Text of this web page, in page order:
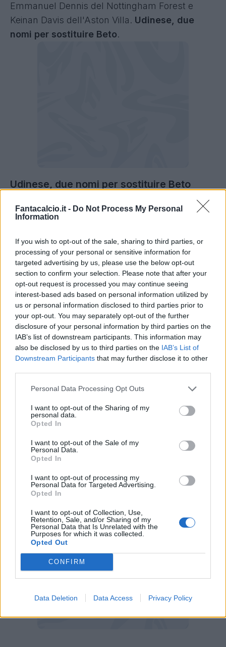
Fantacalcio.it - Do Not Process My Personal
Information
If you wish to opt-out of the sale, sharing to third parties, or
processing of your personal or sensitive information for
targeted advertising by us, please use the below opt-out
section to confirm your selection. Please note that after your
opt-out request is processed you may continue seeing
interest-based ads based on personal information utilized by
us or personal information disclosed to third parties prior to
your opt-out. You may separately opt-out of the further
disclosure of your personal information by third parties on the
IAB’s list of downstream participants. This information may
also be disclosed by us to third parties on the IAB’s List of
Downstream Participants that may further disclose it to other
Personal Data Processing Opt Outs
I want to opt-out of the Sharing of my
personal data.
Opted In
I want to opt-out of the Sale of my
Personal Data.
Opted In
I want to opt-out of processing my
Personal Data for Targeted Advertising.
Opted In
I want to opt-out of Collection, Use,
Retention, Sale, and/or Sharing of my
Personal Data that Is Unrelated with the
Purposes for which it was collected.
Opted Out
CONFIRM
Data Deletion Data Access Privacy Policy
Emmanuel Dennis del Nottingham Forest e
Keinan Davis dell'Aston Villa. Udinese, due
nomi per sostituire Beto.
Udinese, due nomi per sostituire Beto
Udinese, due nomi per sostituire Beto. I
friulani avrebbero offerto 8 milioni al Nottingham
nigeriano classe 1997, per il quale non mancano
concorrenti; piace anche Keinan Davis, in
passato anche al Watford, attualmente all'Aston
Villa: si tratta di un attaccante inglese classe
1998. Sono loro i principali candidati alla
sostituzione di Beto nella rosa dell'Udinese.
Udinese, due attaccanti per sostituire Beto: i nomi
(Getty Images)